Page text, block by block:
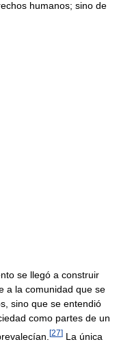
humanos; sino de
se llegó a construir
a la comunidad que se
sino que se entendió
como partes de un
[27] La única